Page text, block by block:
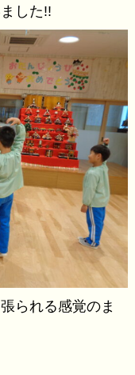
した!!
られる感覚のま